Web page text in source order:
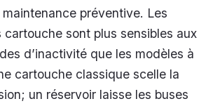
préventive. Les
cartouche sont plus sensibles aux
d’inactivité que les modèles à
cartouche classique scelle la
un réservoir laisse les buses